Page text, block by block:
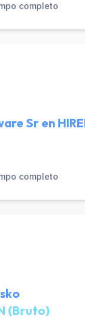
completo
Sr en
completo
(Bruto)